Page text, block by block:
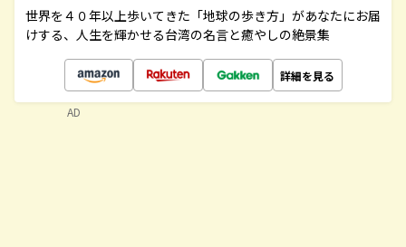
世界を４０年以上歩いてきた「地球の歩き方」があなたにお届
けする、人生を輝かせる台湾の名言と癒やしの絶景集
詳細を見る
AD